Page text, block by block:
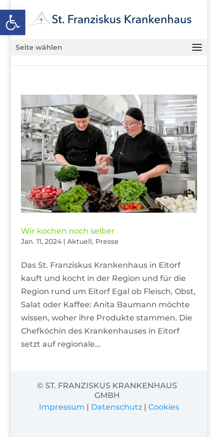
Open toolbar
Seite wählen
Wir kochen noch selber
Jan. 11, 2024| Aktuell, Presse
Das St. Franziskus Krankenhaus in Eitorf
kauft und kocht in der Region und für die
Region rund um Eitorf Egal ob Fleisch, Obst,
Salat oder Kaffee: Anita Baumann möchte
wissen, woher ihre Produkte stammen. Die
Chefköchin des Krankenhauses in Eitorf
setzt auf regionale...
© ST. FRANZISKUS KRANKENHAUS
GMBH
Impressum | Datenschutz | Cookies